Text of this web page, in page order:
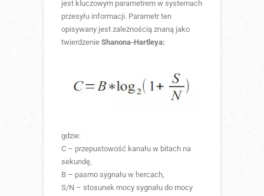
jest kluczowym parametrem w systemach
przesyłu informacji. Parametr ten
opisywany jest zależnością znaną jako
twierdzenie Shanona-Hartleya:
gdzie:
C – przepustowość kanału w bitach na
sekundę,
B – pasmo sygnału w hercach,
S/N – stosunek mocy sygnału do mocy